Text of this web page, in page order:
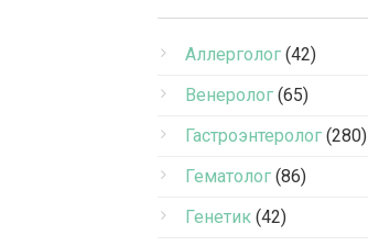
Аллерголог (42)
Венеролог (65)
Гастроэнтеролог (280)
Гематолог (86)
Генетик (42)